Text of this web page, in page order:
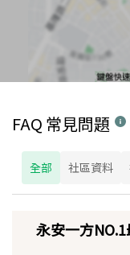
FAQ 常見問題
全部 社區資料
永安一方